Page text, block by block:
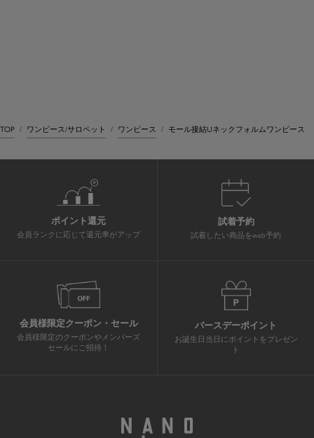
TOP ワンピース/サロペット ワンピース モール接結Uネックフォルムワンピース
ポイント還元
会員ランクに応じて還元率がアップ
試着予約
試着したい商品をweb予約
会員様限定クーポン・セール
会員様限定のクーポンやメンバーズ
セールにご招待！
バースデーポイント
お誕生日当日にポイントをプレゼン
ト